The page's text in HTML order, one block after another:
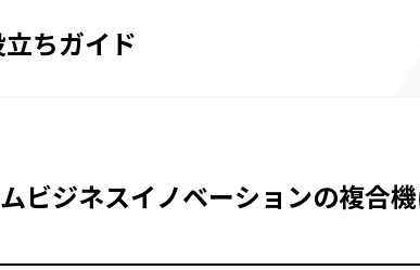
ちガイド
ビジネスイノベーションの複合